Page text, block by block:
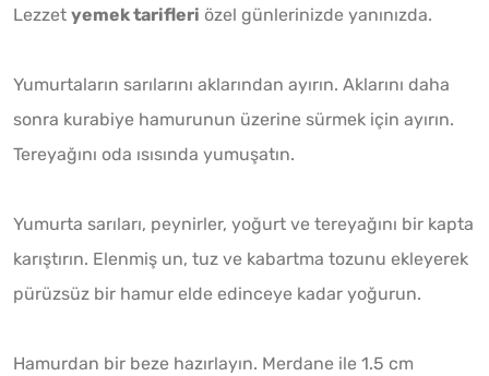
Lezzet yemek tarifleri özel günlerinizde yanınızda.
Yumurtaların sarılarını aklarından ayırın. Aklarını daha
sonra kurabiye hamurunun üzerine sürmek için ayırın.
Tereyağını oda ısısında yumuşatın.
Yumurta sarıları, peynirler, yoğurt ve tereyağını bir kapta
karıştırın. Elenmiş un, tuz ve kabartma tozunu ekleyerek
pürüzsüz bir hamur elde edinceye kadar yoğurun.
Hamurdan bir beze hazırlayın. Merdane ile 1.5 cm